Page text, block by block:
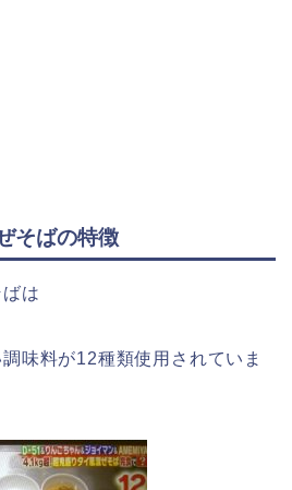
そばの特徴
は
味料が12種類使用されていま